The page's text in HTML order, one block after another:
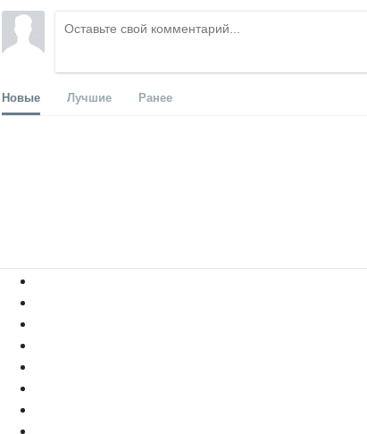
Новые Лучшие Ранее